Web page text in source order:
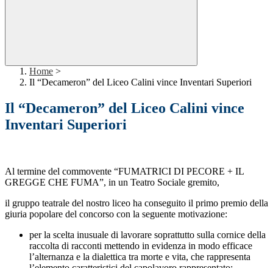
Home >
Il “Decameron” del Liceo Calini vince Inventari Superiori
Il “Decameron” del Liceo Calini vince
Inventari Superiori
Al termine del commovente “FUMATRICI DI PECORE + IL
GREGGE CHE FUMA”, in un Teatro Sociale gremito,
il gruppo teatrale del nostro liceo ha conseguito il primo premio della
giuria popolare del concorso con la seguente motivazione:
per la scelta inusuale di lavorare soprattutto sulla cornice della
raccolta di racconti mettendo in evidenza in modo efficace
l’alternanza e la dialettica tra morte e vita, che rappresenta